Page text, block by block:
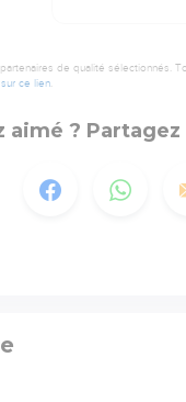
de qualité sélectionnés.
ce lien.
aimé ?